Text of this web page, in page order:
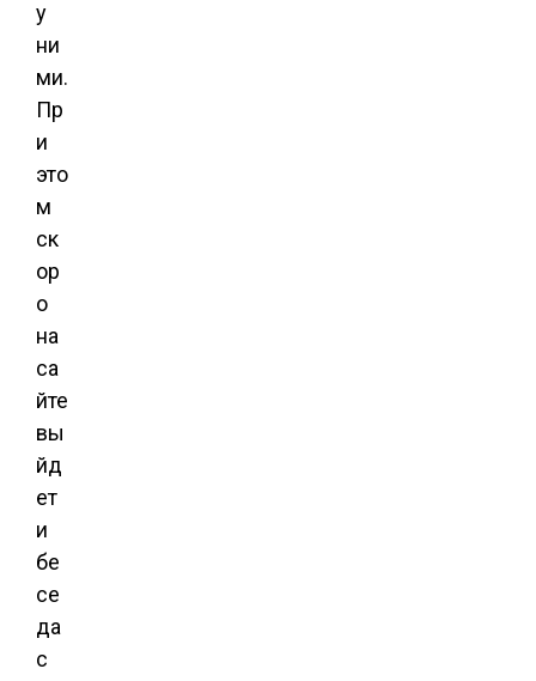
у
ни
ми.
Пр
и
это
м
ск
ор
о
на
са
йте
вы
йд
ет
и
бе
се
да
с